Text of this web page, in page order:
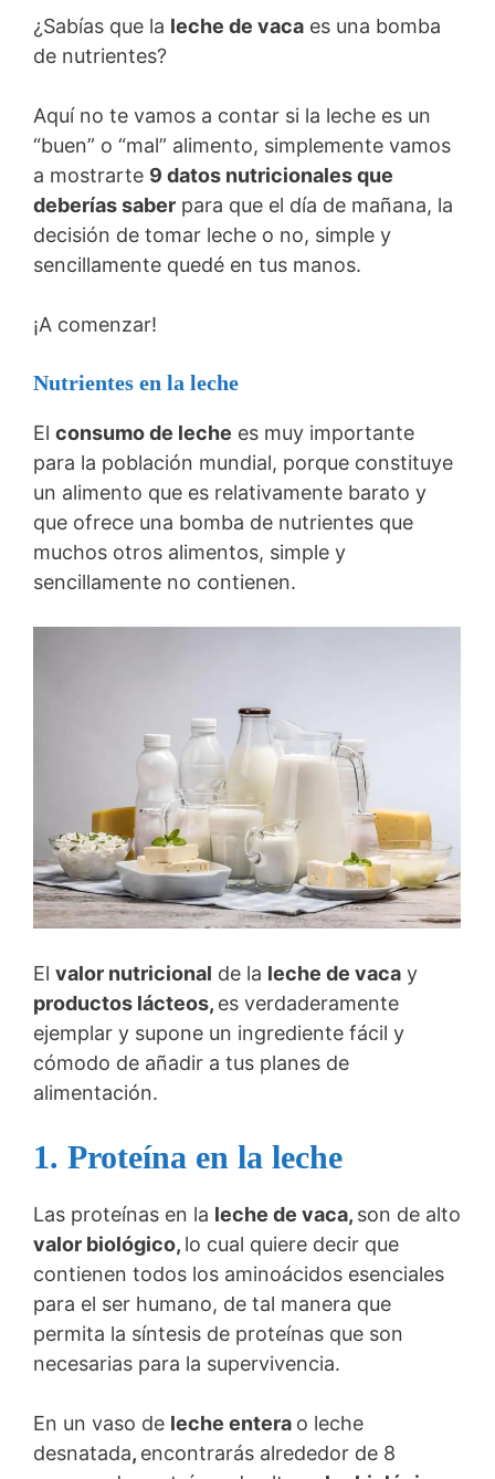
¿Sabías que la leche de vaca es una bomba
de nutrientes?
Aquí no te vamos a contar si la leche es un
“buen” o “mal” alimento, simplemente vamos
a mostrarte 9 datos nutricionales que
deberías saber para que el día de mañana, la
decisión de tomar leche o no, simple y
sencillamente quedé en tus manos.
¡A comenzar!
Nutrientes en la leche
El consumo de leche es muy importante
para la población mundial, porque constituye
un alimento que es relativamente barato y
que ofrece una bomba de nutrientes que
muchos otros alimentos, simple y
sencillamente no contienen.
El valor nutricional de la leche de vaca y
productos lácteos, es verdaderamente
ejemplar y supone un ingrediente fácil y
cómodo de añadir a tus planes de
alimentación.
1. Proteína en la leche
Las proteínas en la leche de vaca, son de alto
valor biológico, lo cual quiere decir que
contienen todos los aminoácidos esenciales
para el ser humano, de tal manera que
permita la síntesis de proteínas que son
necesarias para la supervivencia.
En un vaso de leche entera o leche
desnatada, encontrarás alrededor de 8